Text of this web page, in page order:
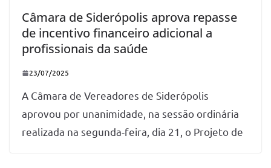
Câmara de Siderópolis aprova repasse
de incentivo financeiro adicional a
profissionais da saúde
23/07/2025
A Câmara de Vereadores de Siderópolis
aprovou por unanimidade, na sessão ordinária
realizada na segunda-feira, dia 21, o Projeto de